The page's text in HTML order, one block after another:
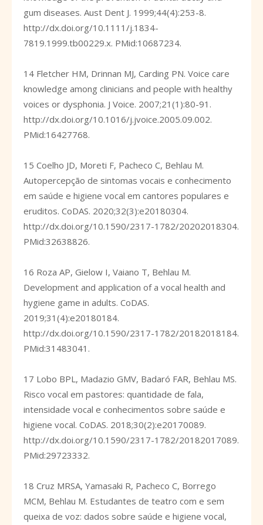
gum diseases. Aust Dent J. 1999;44(4):253-8.
http://dx.doi.org/10.1111/j.1834-
7819.1999.tb00229.x. PMid:10687234.
14 Fletcher HM, Drinnan MJ, Carding PN. Voice care
knowledge among clinicians and people with healthy
voices or dysphonia. J Voice. 2007;21(1):80-91.
http://dx.doi.org/10.1016/j.jvoice.2005.09.002.
PMid:16427768.
15 Coelho JD, Moreti F, Pacheco C, Behlau M.
Autopercepção de sintomas vocais e conhecimento
em saúde e higiene vocal em cantores populares e
eruditos. CoDAS. 2020;32(3):e20180304.
http://dx.doi.org/10.1590/2317-1782/20202018304.
PMid:32638826.
16 Roza AP, Gielow I, Vaiano T, Behlau M.
Development and application of a vocal health and
hygiene game in adults. CoDAS.
2019;31(4):e20180184.
http://dx.doi.org/10.1590/2317-1782/20182018184.
PMid:31483041.
17 Lobo BPL, Madazio GMV, Badaró FAR, Behlau MS.
Risco vocal em pastores: quantidade de fala,
intensidade vocal e conhecimentos sobre saúde e
higiene vocal. CoDAS. 2018;30(2):e20170089.
http://dx.doi.org/10.1590/2317-1782/20182017089.
PMid:29723332.
18 Cruz MRSA, Yamasaki R, Pacheco C, Borrego
MCM, Behlau M. Estudantes de teatro com e sem
queixa de voz: dados sobre saúde e higiene vocal,